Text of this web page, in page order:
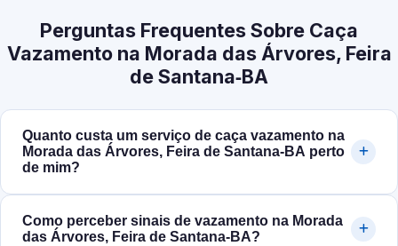
Perguntas Frequentes Sobre Caça
Vazamento na Morada das Árvores, Feira
de Santana‑BA
Quanto custa um serviço de caça vazamento na
Morada das Árvores, Feira de Santana‑BA perto
de mim?
Como perceber sinais de vazamento na Morada
das Árvores, Feira de Santana‑BA?